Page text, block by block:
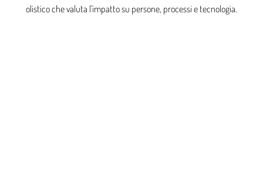
olistico che valuta l’impatto su persone, processi e tecnologia.